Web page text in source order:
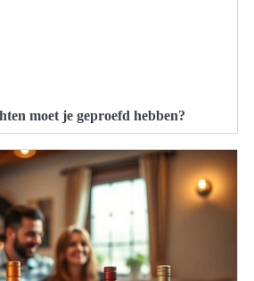
moet je geproefd hebben?